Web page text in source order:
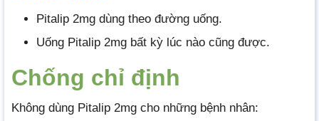
Pitalip 2mg dùng theo đường uống.
Uống Pitalip 2mg bất kỳ lúc nào cũng được.
Chống chỉ định
Không dùng Pitalip 2mg cho những bệnh nhân: